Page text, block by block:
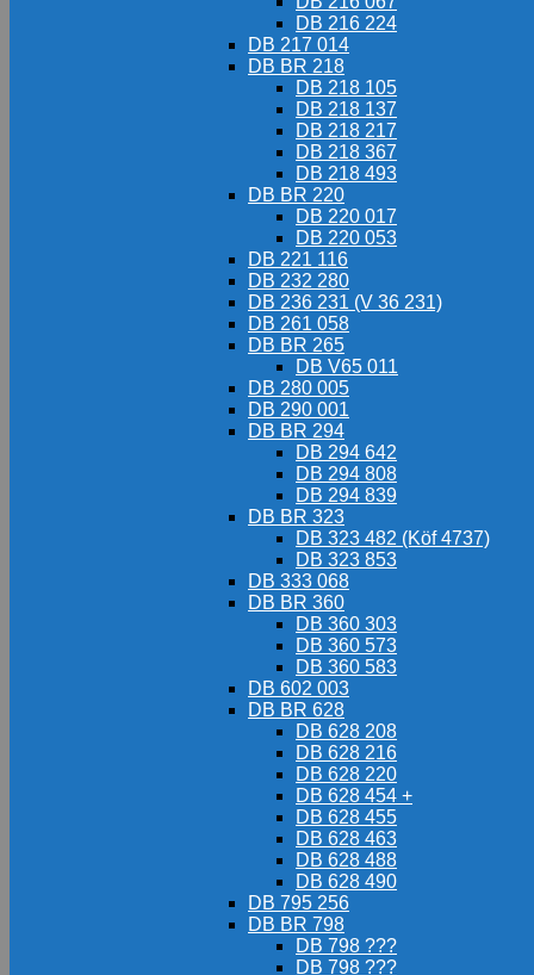
DB 216 224
DB 217 014
DB BR 218
DB 218 105
DB 218 137
DB 218 217
DB 218 367
DB 218 493
DB BR 220
DB 220 017
DB 220 053
DB 221 116
DB 232 280
DB 236 231 (V 36 231)
DB 261 058
DB BR 265
DB V65 011
DB 280 005
DB 290 001
DB BR 294
DB 294 642
DB 294 808
DB 294 839
DB BR 323
DB 323 482 (Köf 4737)
DB 323 853
DB 333 068
DB BR 360
DB 360 303
DB 360 573
DB 360 583
DB 602 003
DB BR 628
DB 628 208
DB 628 216
DB 628 220
DB 628 454 +
DB 628 455
DB 628 463
DB 628 488
DB 628 490
DB 795 256
DB BR 798
DB 798 ???
DB 798 ???